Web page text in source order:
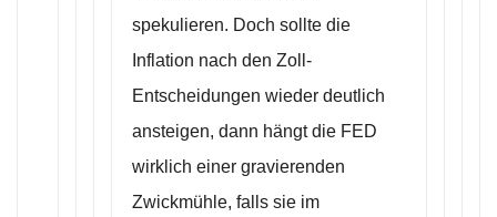
spekulieren. Doch sollte die
Inflation nach den Zoll-
Entscheidungen wieder deutlich
ansteigen, dann hängt die FED
wirklich einer gravierenden
Zwickmühle, falls sie im